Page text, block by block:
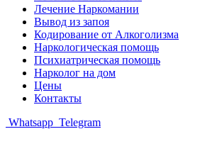
Лечение Наркомании
Вывод из запоя
Кодирование от Алкоголизма
Наркологическая помощь
Психиатрическая помощь
Нарколог на дом
Цены
Контакты
Whatsapp Telegram